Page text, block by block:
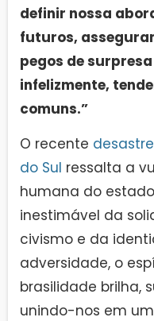
definir nossa
futuros,
pegos de
infelizmente,
comuns.”
O recente
do Sul ressalta a
humana do
inestimável da
civismo e da
adversidade, o
brasilidade brilha,
unindo-nos em